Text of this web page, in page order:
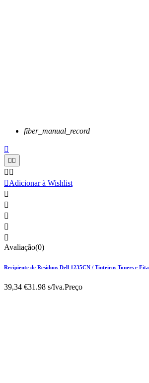
fiber_manual_record


 
Adicionar à Wishlist





Avaliação(0)
Recipiente de Residuos Dell 1235CN / Tinteiros Toners e Fita
39,34 €31.98 s/Iva.Preço